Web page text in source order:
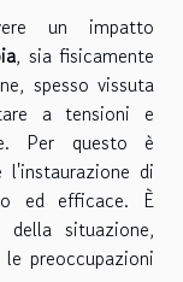
un impatto
, sia fisicamente
spesso vissuta
a tensioni e
Per questo è
di
ed efficace. È
della situazione,
preoccupazioni